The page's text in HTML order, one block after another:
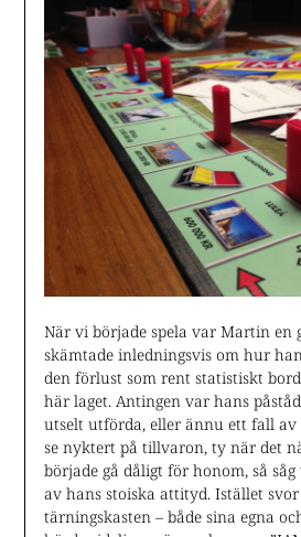
När vi började spela var Martin en
skämtade inledningsvis om hur
den förlust som rent statistiskt
här laget. Antingen var hans
utselt utförda, eller ännu ett fall av
se nyktert på tillvaron, ty när det
började gå dåligt för honom, så
av hans stoiska attityd. Istället
tärningskasten – både sina egna